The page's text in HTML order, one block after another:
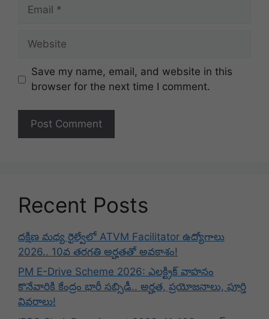
Website
Save my name, email, and website in this
browser for the next time I comment.
Recent Posts
దక్షిణ మధ్య రైల్వేలో ATVM Facilitator ఉద్యోగాలు
2026.. 10వ తరగతి అర్హతతో అవకాశం!
PM E-Drive Scheme 2026: ఎలక్ట్రిక్ వాహనం
కొనేవారికి కేంద్రం భారీ సబ్సిడీ.. అర్హత, ప్రయోజనాలు, పూర్తి
వివరాలు!